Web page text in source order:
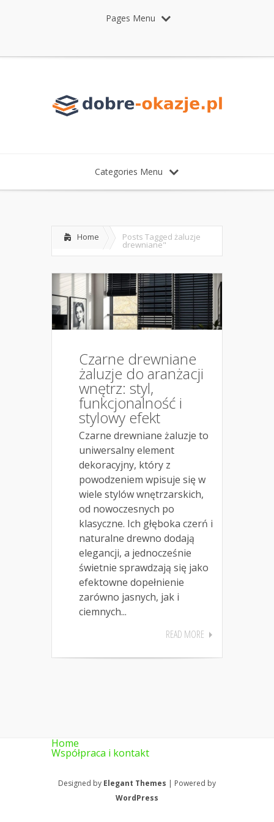
Pages Menu
Categories Menu
Home Posts Tagged żaluzje
drewniane"
Czarne drewniane
żaluzje do aranżacji
wnętrz: styl,
funkcjonalność i
stylowy efekt
Czarne drewniane żaluzje to
uniwersalny element
dekoracyjny, który z
powodzeniem wpisuje się w
wiele stylów wnętrzarskich,
od nowoczesnych po
klasyczne. Ich głęboka czerń i
naturalne drewno dodają
elegancji, a jednocześnie
świetnie sprawdzają się jako
efektowne dopełnienie
zarówno jasnych, jak i
ciemnych...
READ MORE
Home
Współpraca i kontakt
Designed by Elegant Themes | Powered by
WordPress